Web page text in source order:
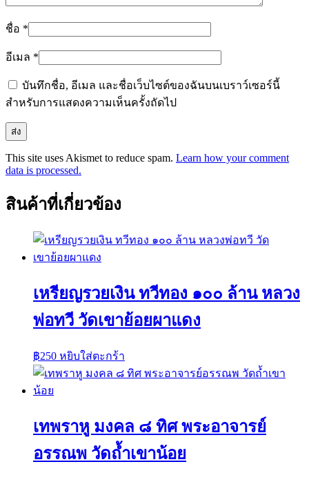
ชื่อ *
อีเมล *
บันทึกชื่อ, อีเมล และชื่อเว็บไซต์ของฉันบนเบราว์เซอร์นี้
สำหรับการแสดงความเห็นครั้งถัดไป
This site uses Akismet to reduce spam. Learn how your comment
data is processed.
สินค้าที่เกี่ยวข้อง
เหรียญรวยเงิน ทวีทอง ๑๐๐ ล้าน หลวง
พ่อทวี วัดเขาย้อยผาแดง
฿250 หยิบใส่ตะกร้า
เทพราหู มงคล ๘ ทิศ พระอาจารย์
อรรณพ วัดถ้ำเขาน้อย